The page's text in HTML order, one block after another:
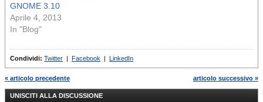
GNOME 3.10
Aprile 4, 2013
In "Blog"
Condividi: Twitter | Facebook | LinkedIn
« articolo precedente articolo successivo »
UNISCITI ALLA DISCUSSIONE